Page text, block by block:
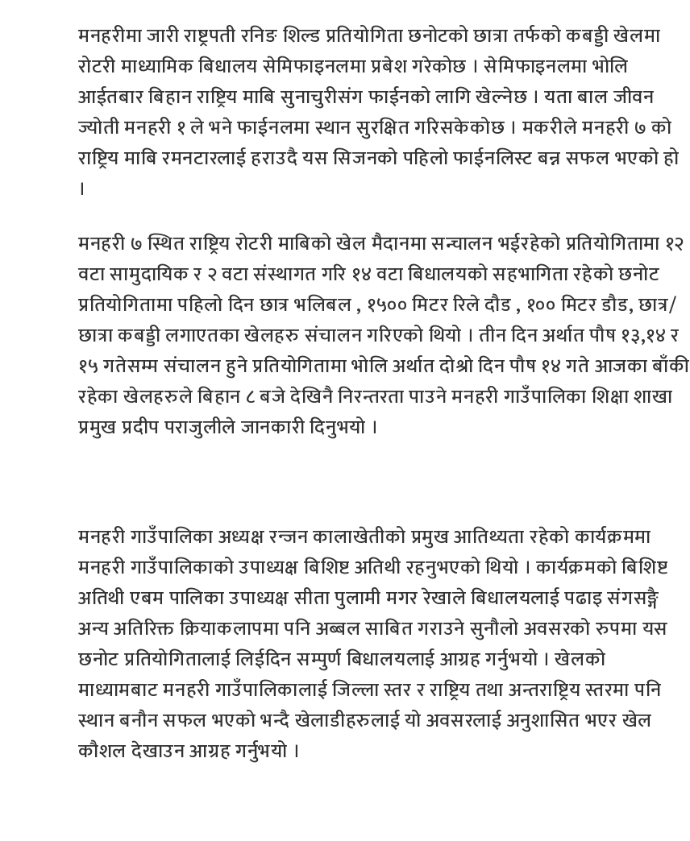
मनहरीमा जारी राष्ट्रपती रनिङ शिल्ड प्रतियोगिता छनोटको छात्रा तर्फको कबड्डी खेलमा
रोटरी माध्यामिक बिधालय सेमिफाइनलमा प्रबेश गरेकोछ । सेमिफाइनलमा भोलि
आईतबार बिहान राष्ट्रिय माबि सुनाचुरीसंग फाईनको लागि खेल्नेछ । यता बाल जीवन
ज्योती मनहरी १ ले भने फाईनलमा स्थान सुरक्षित गरिसकेकोछ । मकरीले मनहरी ७ को
राष्ट्रिय माबि रमनटारलाई हराउदै यस सिजनको पहिलो फाईनलिस्ट बन्न सफल भएको हो
।
मनहरी ७ स्थित राष्ट्रिय रोटरी माबिको खेल मैदानमा सन्चालन भईरहेको प्रतियोगितामा १२
वटा सामुदायिक र २ वटा संस्थागत गरि १४ वटा बिधालयको सहभागिता रहेको छनोट
प्रतियोगितामा पहिलो दिन छात्र भलिबल , १५०० मिटर रिले दौड , १०० मिटर डौड, छात्र/
छात्रा कबड्डी लगाएतका खेलहरु संचालन गरिएको थियो । तीन दिन अर्थात पौष १३,१४ र
१५ गतेसम्म संचालन हुने प्रतियोगितामा भोलि अर्थात दोश्रो दिन पौष १४ गते आजका बाँकी
रहेका खेलहरुले बिहान ८ बजे देखिनै निरन्तरता पाउने मनहरी गाउँपालिका शिक्षा शाखा
प्रमुख प्रदीप पराजुलीले जानकारी दिनुभयो ।
मनहरी गाउँपालिका अध्यक्ष रन्जन कालाखेतीको प्रमुख आतिथ्यता रहेको कार्यक्रममा
मनहरी गाउँपालिकाको उपाध्यक्ष बिशिष्ट अतिथी रहनुभएको थियो । कार्यक्रमको बिशिष्ट
अतिथी एबम पालिका उपाध्यक्ष सीता पुलामी मगर रेखाले बिधालयलाई पढाइ संगसङ्गै
अन्य अतिरिक्त क्रियाकलापमा पनि अब्बल साबित गराउने सुनौलो अवसरको रुपमा यस
छनोट प्रतियोगितालाई लिईदिन सम्पुर्ण बिधालयलाई आग्रह गर्नुभयो । खेलको
माध्यामबाट मनहरी गाउँपालिकालाई जिल्ला स्तर र राष्ट्रिय तथा अन्तराष्ट्रिय स्तरमा पनि
स्थान बनौन सफल भएको भन्दै खेलाडीहरुलाई यो अवसरलाई अनुशासित भएर खेल
कौशल देखाउन आग्रह गर्नुभयो ।